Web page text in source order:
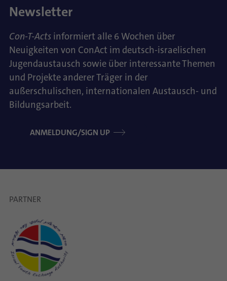
Newsletter
Con-T-Acts informiert alle 6 Wochen über
Neuigkeiten von ConAct im deutsch-israelischen
Jugendaustausch sowie über interessante Themen
und Projekte anderer Träger in der
außerschulischen, internationalen Austausch- und
Bildungsarbeit.
ANMELDUNG/SIGN UP
PARTNER